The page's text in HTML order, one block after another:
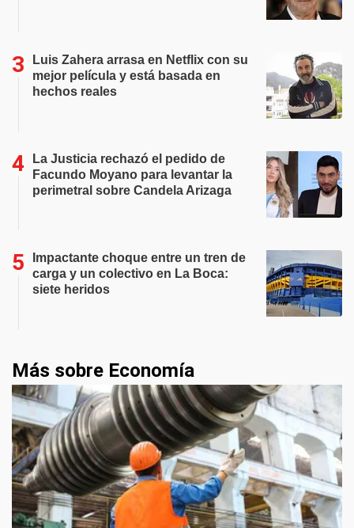
Luis Zahera arrasa en Netflix con su
mejor película y está basada en
hechos reales
La Justicia rechazó el pedido de
Facundo Moyano para levantar la
perimetral sobre Candela Arizaga
Impactante choque entre un tren de
carga y un colectivo en La Boca:
siete heridos
Más sobre Economía